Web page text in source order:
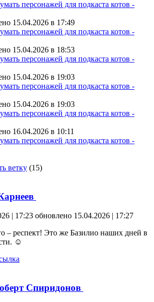
15.04.2026 в 17:49
15.04.2026 в 18:53
15.04.2026 в 19:03
15.04.2026 в 19:03
16.04.2026 в 10:11
ветку (15)
| 17:23 обновлено 15.04.2026 | 17:27
– респект! Это же Базилио наших дней в
☺
Спиридонов